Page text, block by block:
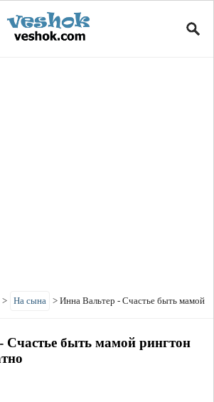
> На сына > Инна Вальтер - Счастье быть мамой
Счастье быть мамой рингтон